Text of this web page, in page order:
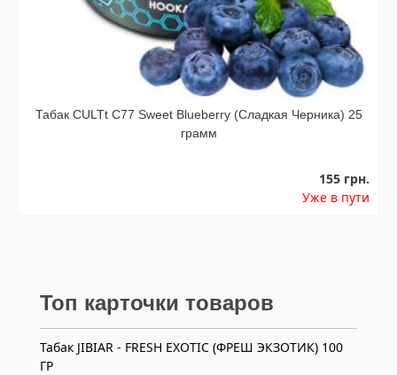
Табак CULTt C77 Sweet Blueberry (Сладкая Черника) 25
грамм
155 грн.
Уже в пути
Топ карточки товаров
Табак JIBIAR - FRESH EXOTIC (ФРЕШ ЭКЗОТИК) 100
ГР